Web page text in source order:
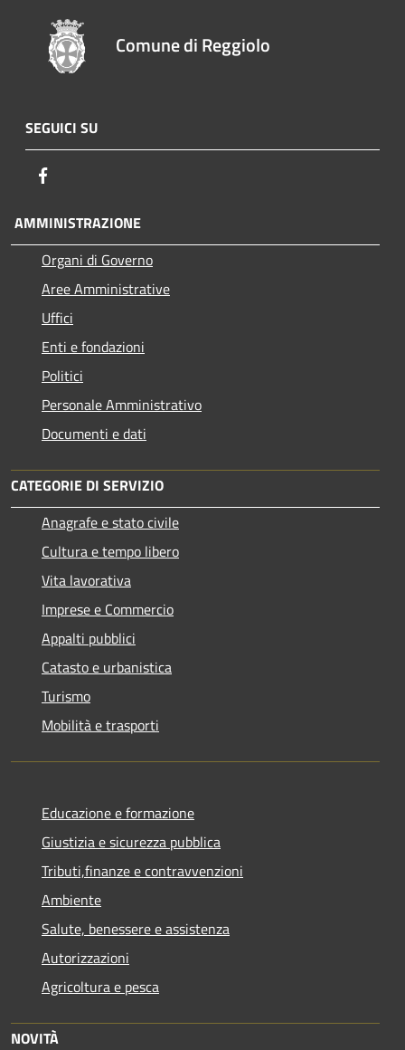
Comune di Reggiolo
SEGUICI SU
AMMINISTRAZIONE
Organi di Governo
Aree Amministrative
Uffici
Enti e fondazioni
Politici
Personale Amministrativo
Documenti e dati
CATEGORIE DI SERVIZIO
Anagrafe e stato civile
Cultura e tempo libero
Vita lavorativa
Imprese e Commercio
Appalti pubblici
Catasto e urbanistica
Turismo
Mobilità e trasporti
Educazione e formazione
Giustizia e sicurezza pubblica
Tributi,finanze e contravvenzioni
Ambiente
Salute, benessere e assistenza
Autorizzazioni
Agricoltura e pesca
NOVITÀ